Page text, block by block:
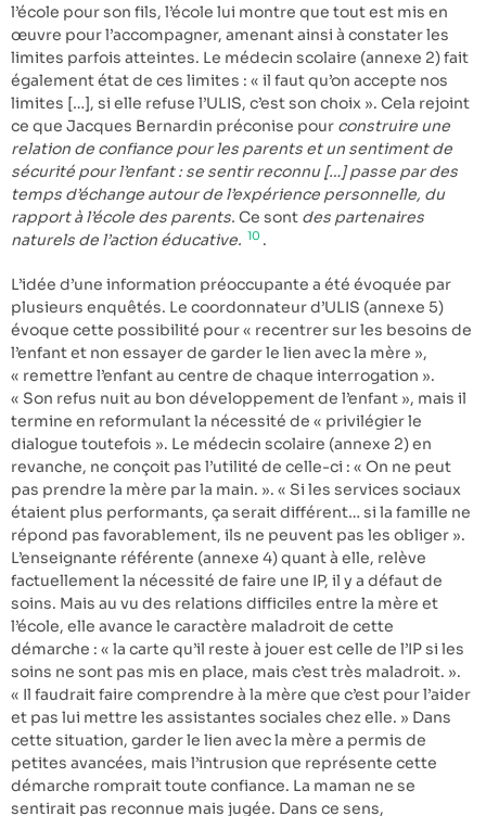
l’école pour son fils, l’école lui montre que tout est mis en
œuvre pour l’accompagner, amenant ainsi à constater les
limites parfois atteintes. Le médecin scolaire (annexe 2) fait
également état de ces limites : « il faut qu’on accepte nos
limites […], si elle refuse l’ULIS, c’est son choix ». Cela rejoint
ce que Jacques Bernardin préconise pour construire une
relation de confiance pour les parents et un sentiment de
sécurité pour l’enfant : se sentir reconnu […] passe par des
temps d’échange autour de l’expérience personnelle, du
rapport à l’école des parents. Ce sont des partenaires
naturels de l’action éducative. 10 .
L’idée d’une information préoccupante a été évoquée par
plusieurs enquêtés. Le coordonnateur d’ULIS (annexe 5)
évoque cette possibilité pour « recentrer sur les besoins de
l’enfant et non essayer de garder le lien avec la mère »,
« remettre l’enfant au centre de chaque interrogation ».
« Son refus nuit au bon développement de l’enfant », mais il
termine en reformulant la nécessité de « privilégier le
dialogue toutefois ». Le médecin scolaire (annexe 2) en
revanche, ne conçoit pas l’utilité de celle-ci : « On ne peut
pas prendre la mère par la main. ». « Si les services sociaux
étaient plus performants, ça serait différent… si la famille ne
répond pas favorablement, ils ne peuvent pas les obliger ».
L’enseignante référente (annexe 4) quant à elle, relève
factuellement la nécessité de faire une IP, il y a défaut de
soins. Mais au vu des relations difficiles entre la mère et
l’école, elle avance le caractère maladroit de cette
démarche : « la carte qu’il reste à jouer est celle de l’IP si les
soins ne sont pas mis en place, mais c’est très maladroit. ».
« Il faudrait faire comprendre à la mère que c’est pour l’aider
et pas lui mettre les assistantes sociales chez elle. » Dans
cette situation, garder le lien avec la mère a permis de
petites avancées, mais l’intrusion que représente cette
démarche romprait toute confiance. La maman ne se
sentirait pas reconnue mais jugée. Dans ce sens,